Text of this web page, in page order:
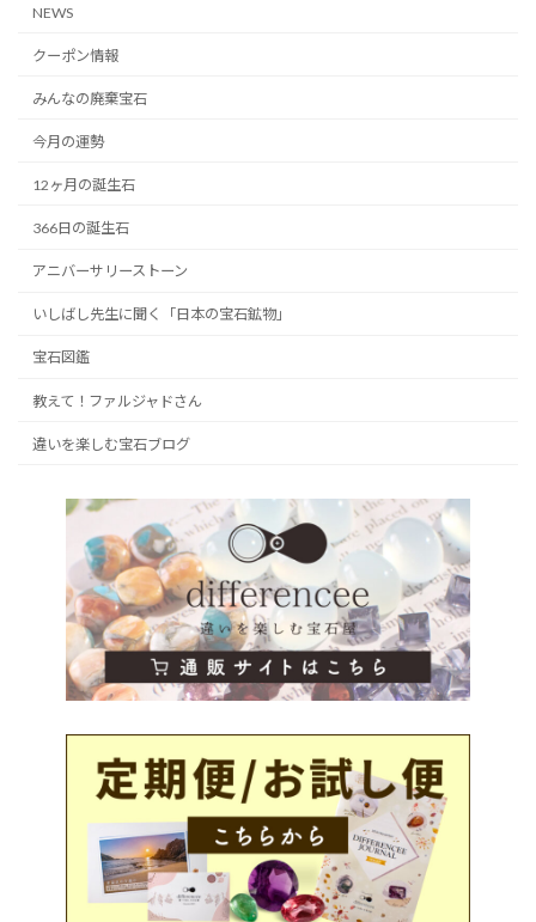
NEWS
クーポン情報
みんなの廃棄宝石
今月の運勢
12ヶ月の誕生石
366日の誕生石
アニバーサリーストーン
いしばし先生に聞く「日本の宝石鉱物」
宝石図鑑
教えて！ファルジャドさん
違いを楽しむ宝石ブログ